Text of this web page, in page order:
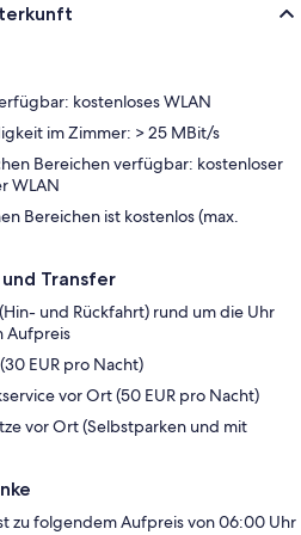
kostenloses WLAN
im Zimmer: > 25 MBit/s
Bereichen verfügbar: kostenloser
WLAN
Bereichen ist kostenlos (max.
Transfer
und Rückfahrt) rund um die Uhr
Aufpreis
EUR pro Nacht)
vor Ort (50 EUR pro Nacht)
vor Ort (Selbstparken und mit
zu folgendem Aufpreis von 06:00 Uhr